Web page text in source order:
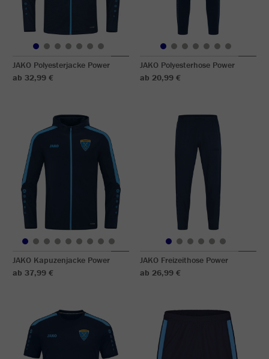
JAKO Polyesterjacke Power
ab 32,99 €
JAKO Polyesterhose Power
ab 20,99 €
JAKO Kapuzenjacke Power
ab 37,99 €
JAKO Freizeithose Power
ab 26,99 €